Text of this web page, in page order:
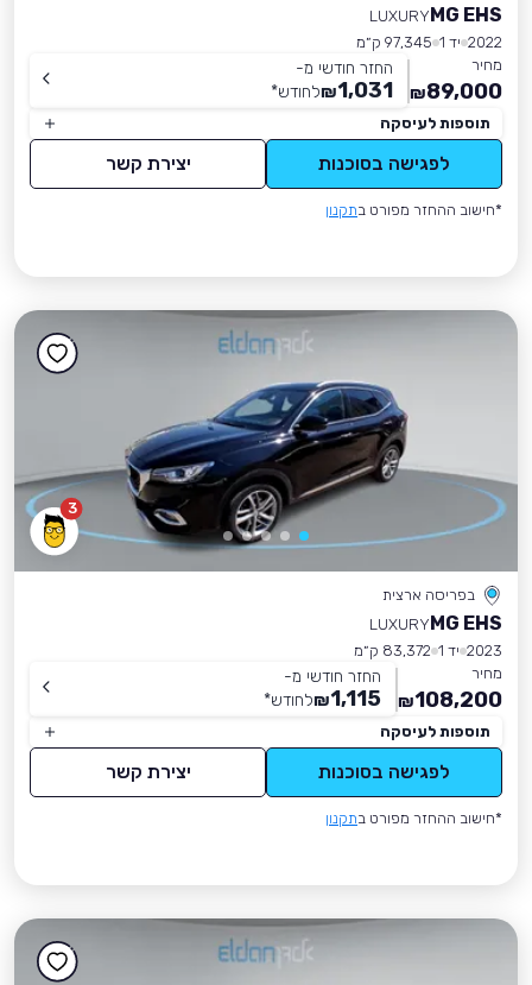
MG EHS
LUXURY
2022 יד 1
97,345 ק״מ
מחיר
89,000
₪
החזר חודשי מ-
1,031
₪לחודש*
תוספות לעיסקה
לפגישה בסוכנות יצירת קשר
*חישוב ההחזר מפורט בתקנון
3
בפריסה ארצית
MG EHS
LUXURY
2023 יד 1
83,372 ק״מ
מחיר
108,200
₪
החזר חודשי מ-
1,115
₪לחודש*
תוספות לעיסקה
לפגישה בסוכנות יצירת קשר
*חישוב ההחזר מפורט בתקנון